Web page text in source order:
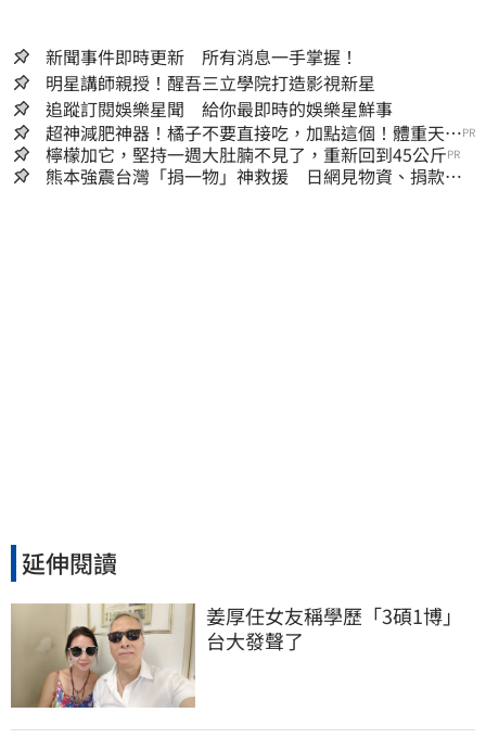
新聞事件即時更新 所有消息一手掌握！
明星講師親授！醒吾三立學院打造影視新星
追蹤訂閱娛樂星聞 給你最即時的娛樂星鮮事
超神減肥神器！橘子不要直接吃，加點這個！體重天天
下降
PR
檸檬加它，堅持一週大肚腩不見了，重新回到45公斤PR
熊本強震台灣「捐一物」神救援 日網見物資、捐款
延伸閱讀
姜厚任女友稱學歷「3碩1博」
台大發聲了